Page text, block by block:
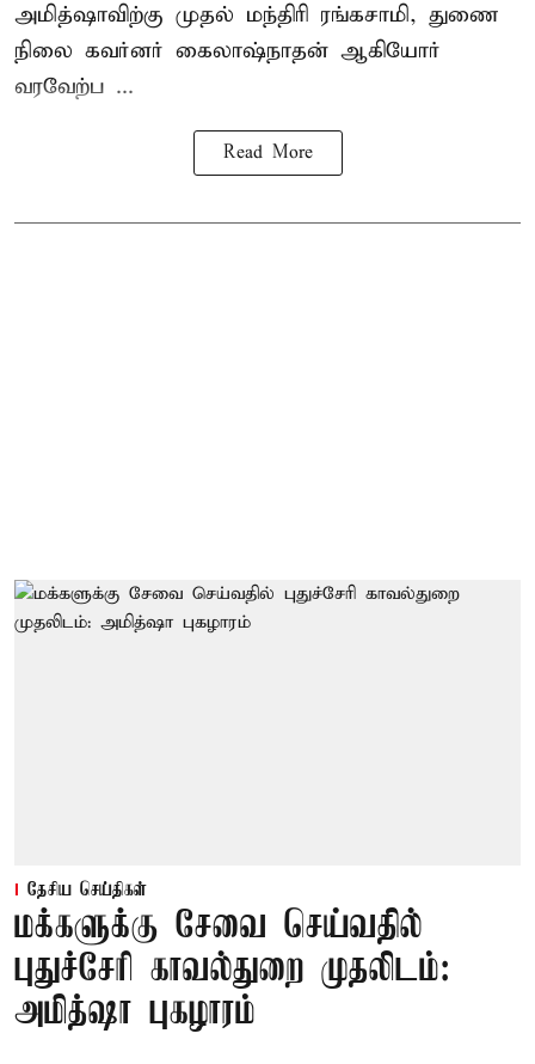
அமித்ஷாவிற்கு முதல் மந்திரி ரங்கசாமி, துணை
நிலை கவர்னர் கைலாஷ்நாதன் ஆகியோர்
வரவேற்ப ...
Read More
தேசிய செய்திகள்
மக்களுக்கு சேவை செய்வதில்
புதுச்சேரி காவல்துறை முதலிடம்:
அமித்ஷா புகழாரம்